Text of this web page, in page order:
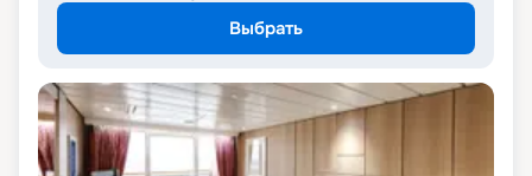
Выбрать